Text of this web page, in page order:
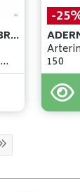
ADERMA - PIERRE FABRE BENELUX
-
Arterin
150
85,00
63,